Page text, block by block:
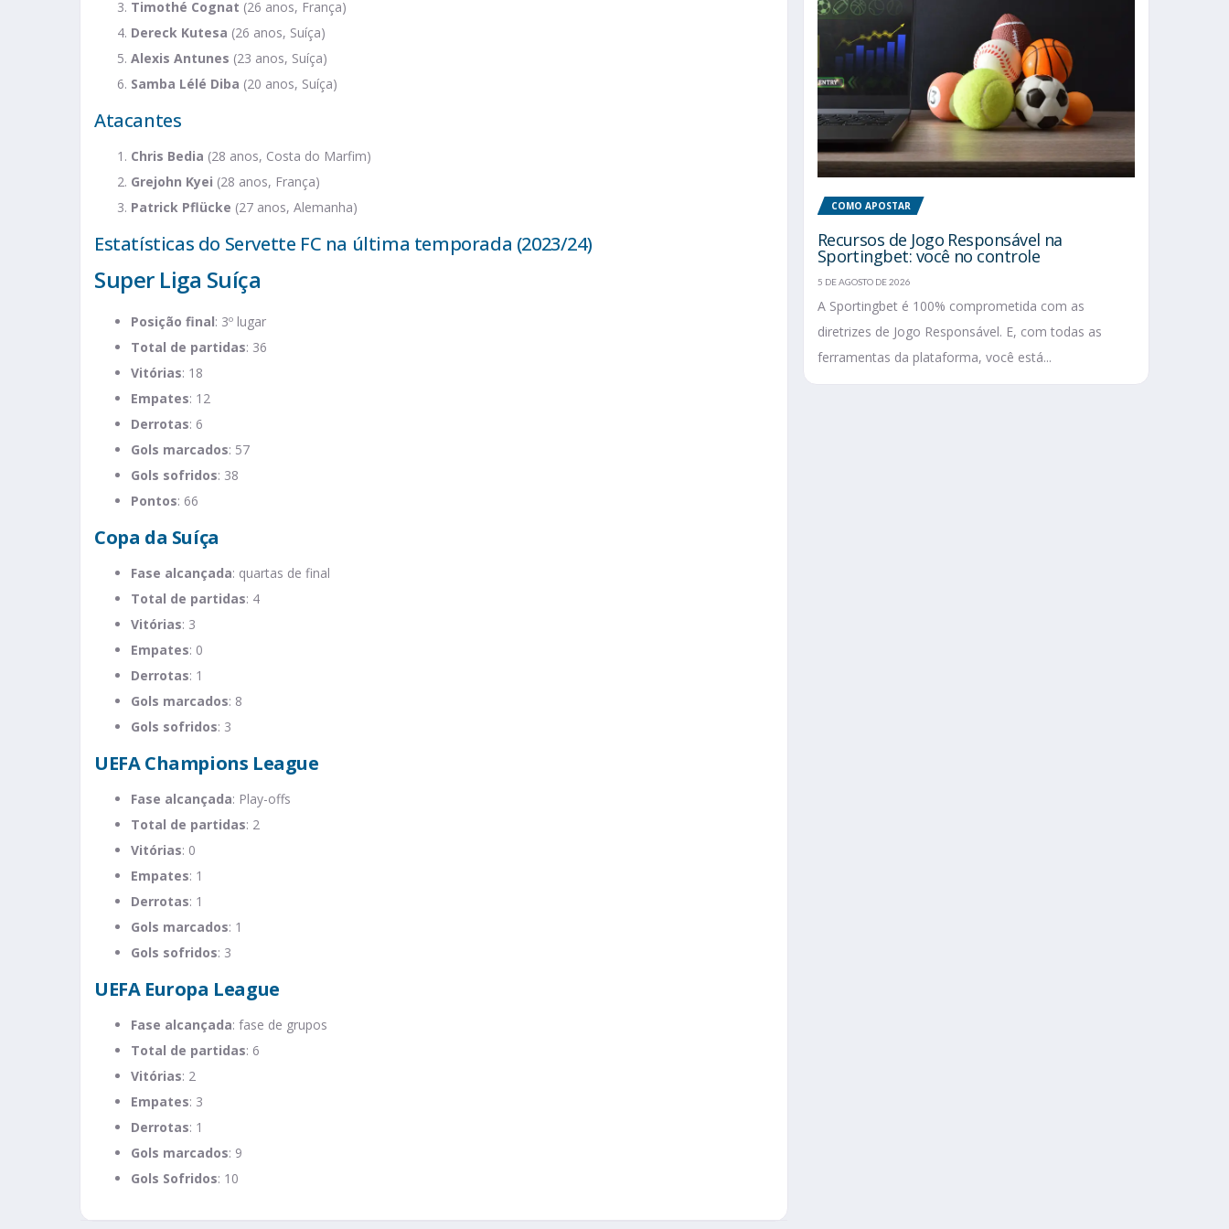
Timothé Cognat (26 anos, França)
Dereck Kutesa (26 anos, Suíça)
Alexis Antunes (23 anos, Suíça)
Samba Lélé Diba (20 anos, Suíça)
Atacantes
Chris Bedia (28 anos, Costa do Marfim)
Grejohn Kyei (28 anos, França)
Patrick Pflücke (27 anos, Alemanha)
Estatísticas do Servette FC na última temporada (2023/24)
Super Liga Suíça
Posição final: 3º lugar
Total de partidas: 36
Vitórias: 18
Empates: 12
Derrotas: 6
Gols marcados: 57
Gols sofridos: 38
Pontos: 66​
Copa da Suíça
Fase alcançada: quartas de final
Total de partidas: 4
Vitórias: 3
Empates: 0
Derrotas: 1
Gols marcados: 8
Gols sofridos: 3​
UEFA Champions League
Fase alcançada: Play-offs
Total de partidas: 2
Vitórias: 0
Empates: 1
Derrotas: 1
Gols marcados: 1
Gols sofridos: 3​
UEFA Europa League
Fase alcançada: fase de grupos
Total de partidas: 6
Vitórias: 2
Empates: 3
Derrotas: 1
Gols marcados: 9
Gols Sofridos: 10​
COMO APOSTAR
Recursos de Jogo Responsável na
Sportingbet: você no controle
5 DE AGOSTO DE 2026
A Sportingbet é 100% comprometida com as
diretrizes de Jogo Responsável. E, com todas as
ferramentas da plataforma, você está...